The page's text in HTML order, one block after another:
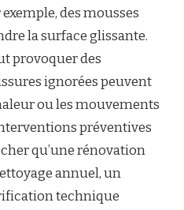
des mousses
la surface glissante.
provoquer des
ignorées peuvent
ou les mouvements
préventives
qu’une rénovation
annuel, un
technique